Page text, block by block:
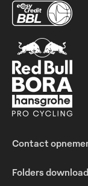
Contact
Folders